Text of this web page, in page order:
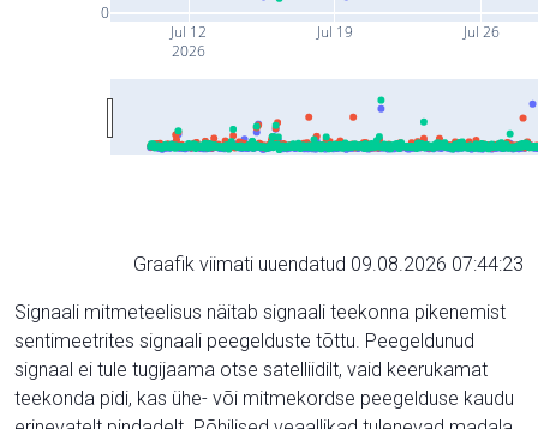
Jul 12
2026
Jul 19 Jul 26
0
Graafik viimati uuendatud 09.08.2026 07:44:23
Signaali mitmeteelisus näitab signaali teekonna pikenemist
sentimeetrites signaali peegelduste tõttu. Peegeldunud
signaal ei tule tugijaama otse satelliidilt, vaid keerukamat
teekonda pidi, kas ühe- või mitmekordse peegelduse kaudu